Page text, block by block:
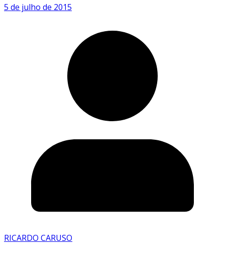
5 de julho de 2015
RICARDO CARUSO